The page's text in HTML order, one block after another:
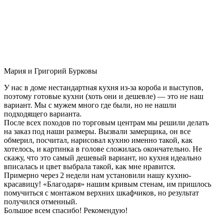
Мария и Григорий Бурковы
У нас в доме нестандартная кухня из-за короба и выступов,
поэтому готовые кухни (хоть они и дешевле) — это не наш
вариант. Мы с мужем много где были, но не нашли
подходящего варианта.
После всех походов по торговым центрам мы решили делать
на заказ под наши размеры. Вызвали замерщика, он все
обмерил, посчитал, нарисовал кухню именно такой, как
хотелось, и картинка в голове сложилась окончательно. Не
скажу, что это самый дешевый вариант, но кухня идеально
вписалась и цвет выбрала такой, как мне нравится.
Примерно через 2 недели нам установили нашу кухню-
красавицу! «Благодаря» нашим кривым стенам, им пришлось
помучиться с монтажом верхних шкафчиков, но результат
получился отменный.
Большое всем спасибо! Рекомендую!